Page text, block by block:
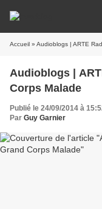
Accueil » Audioblogs | ARTE
Audioblogs |
Corps Malade
Publié le 24/09/2014 à
Par Guy Garnier